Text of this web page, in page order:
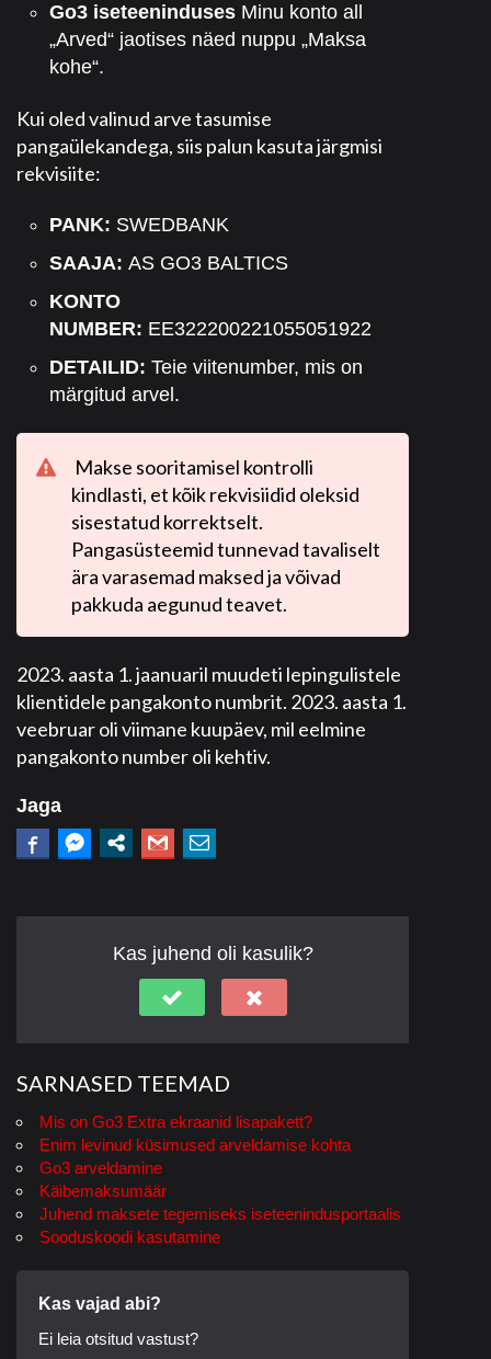
Go3 iseteeninduses Minu konto all
„Arved“ jaotises näed nuppu „Maksa
kohe“.
Kui oled valinud arve tasumise
pangaülekandega, siis palun kasuta järgmisi
rekvisiite:
PANK: SWEDBANK
SAAJA: AS GO3 BALTICS
KONTO
NUMBER: EE322200221055051922
DETAILID: Teie viitenumber, mis on
märgitud arvel.
Makse sooritamisel kontrolli
kindlasti, et kõik rekvisiidid oleksid
sisestatud korrektselt.
Pangasüsteemid tunnevad tavaliselt
ära varasemad maksed ja võivad
pakkuda aegunud teavet.
2023. aasta 1. jaanuaril muudeti lepingulistele
klientidele pangakonto numbrit. 2023. aasta 1.
veebruar oli viimane kuupäev, mil eelmine
pangakonto number oli kehtiv.
Jaga
Kas juhend oli kasulik?
SARNASED TEEMAD
Mis on Go3 Extra ekraanid lisapakett?
Enim levinud küsimused arveldamise kohta
Go3 arveldamine
Käibemaksumäär
Juhend maksete tegemiseks iseteenindusportaalis
Sooduskoodi kasutamine
Kas vajad abi?
Ei leia otsitud vastust?